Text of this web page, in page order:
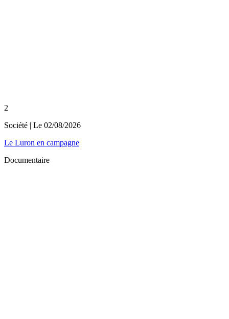
2
Société | Le 02/08/2026
Le Luron en campagne
Documentaire